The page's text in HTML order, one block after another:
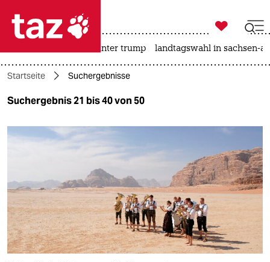
 taz zahl ich
taz zahl ich
themen
politik
gesellschaft
kultur
sport

taz zahl ich
usa unter trump landtagswahl in sachsen-
Startseite Suchergebnisse
Suchergebnis 21 bis 40 von 50